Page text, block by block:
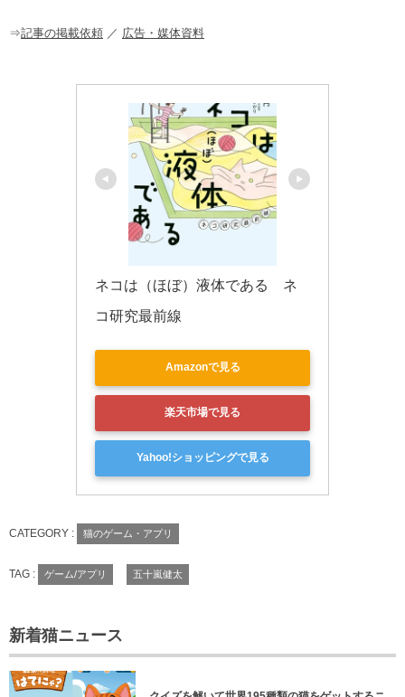
o
⇒記事の掲載依頼 ／ 広告・媒体資料
ネコは（ほぼ）液体である　ネ
コ研究最前線
Amazonで見る
楽天市場で見る
Yahoo!ショッピングで見る
CATEGORY : 猫のゲーム・アプリ
TAG : ゲーム/アプリ 五十嵐健太
新着猫ニュース